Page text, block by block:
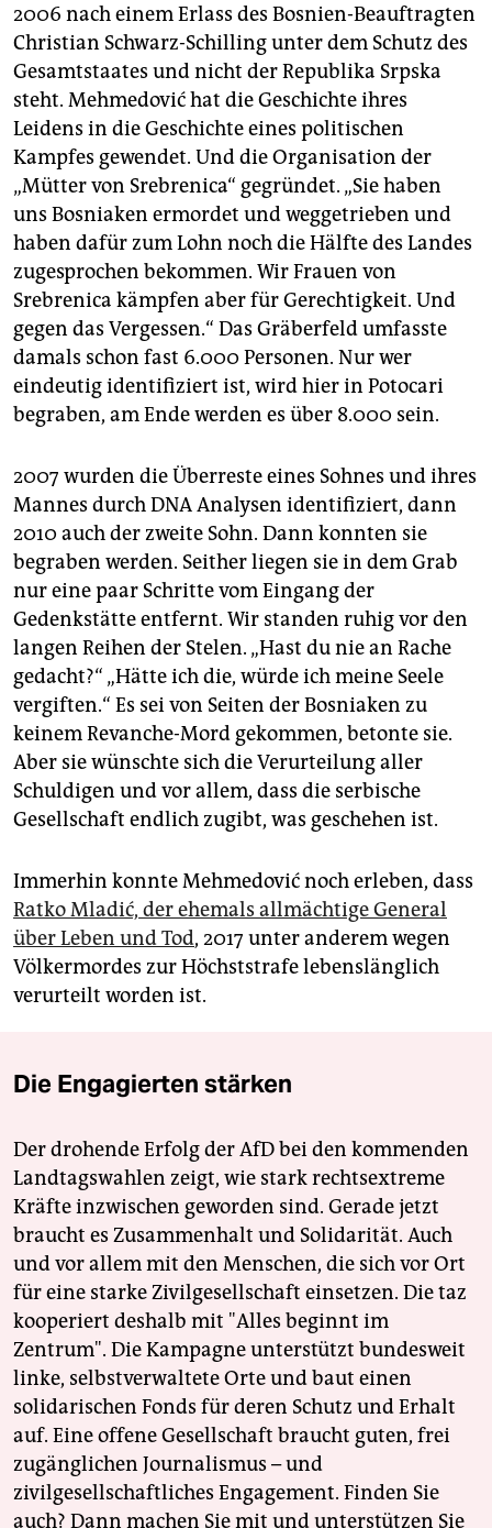
2006 nach einem Erlass des Bosnien-Beauftragten
Christian Schwarz-Schilling unter dem Schutz des
Gesamtstaates und nicht der Republika Srpska
steht. Mehmedović hat die Geschichte ihres
Leidens in die Geschichte eines politischen
Kampfes gewendet. Und die Organisation der
„Mütter von Srebrenica“ gegründet. „Sie haben
uns Bosniaken ermordet und weggetrieben und
haben dafür zum Lohn noch die Hälfte des Landes
zugesprochen bekommen. Wir Frauen von
Srebrenica kämpfen aber für Gerechtigkeit. Und
gegen das Vergessen.“ Das Gräberfeld umfasste
damals schon fast 6.000 Personen. Nur wer
eindeutig identifiziert ist, wird hier in Potocari
begraben, am Ende werden es über 8.000 sein.
2007 wurden die Überreste eines Sohnes und ihres
Mannes durch DNA Analysen identifiziert, dann
2010 auch der zweite Sohn. Dann konnten sie
begraben werden. Seither liegen sie in dem Grab
nur eine paar Schritte vom Eingang der
Gedenkstätte entfernt. Wir standen ruhig vor den
langen Reihen der Stelen. „Hast du nie an Rache
gedacht?“ „Hätte ich die, würde ich meine Seele
vergiften.“ Es sei von Seiten der Bosniaken zu
keinem Revanche-Mord gekommen, betonte sie.
Aber sie wünschte sich die Verurteilung aller
Schuldigen und vor allem, dass die serbische
Gesellschaft endlich zugibt, was geschehen ist.
Immerhin konnte Mehmedović noch erleben, dass
Ratko Mladić, der ehemals allmächtige General
über Leben und Tod, 2017 unter anderem wegen
Völkermordes zur Höchststrafe lebenslänglich
verurteilt worden ist.
Die Engagierten stärken
Der drohende Erfolg der AfD bei den kommenden
Landtagswahlen zeigt, wie stark rechtsextreme
Kräfte inzwischen geworden sind. Gerade jetzt
braucht es Zusammenhalt und Solidarität. Auch
und vor allem mit den Menschen, die sich vor Ort
für eine starke Zivilgesellschaft einsetzen. Die taz
kooperiert deshalb mit "Alles beginnt im
Zentrum". Die Kampagne unterstützt bundesweit
linke, selbstverwaltete Orte und baut einen
solidarischen Fonds für deren Schutz und Erhalt
auf. Eine offene Gesellschaft braucht guten, frei
zugänglichen Journalismus – und
zivilgesellschaftliches Engagement. Finden Sie
auch? Dann machen Sie mit und unterstützen Sie